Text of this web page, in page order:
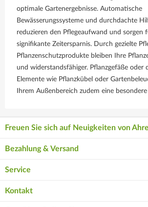
optimale Gartenergebnisse. Automatische
Bewässerungssysteme und durchdachte
reduzieren den Pflegeaufwand und sorgen
signifikante Zeitersparnis. Durch gezielte
Pflanzenschutzprodukte bleiben Ihre
und widerstandsfähiger. Pflanzgefäße oder
Elemente wie Pflanzkübel oder
Ihrem Außenbereich zudem eine
Freuen Sie sich auf Neuigkeiten von
Bezahlung & Versand
Service
Kontakt